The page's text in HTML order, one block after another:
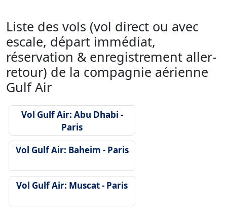
Liste des vols (vol direct ou avec
escale, départ immédiat,
réservation & enregistrement aller-
retour) de la compagnie aérienne
Gulf Air
Vol Gulf Air: Abu Dhabi -
Paris
Vol Gulf Air: Baheim - Paris
Vol Gulf Air: Muscat - Paris